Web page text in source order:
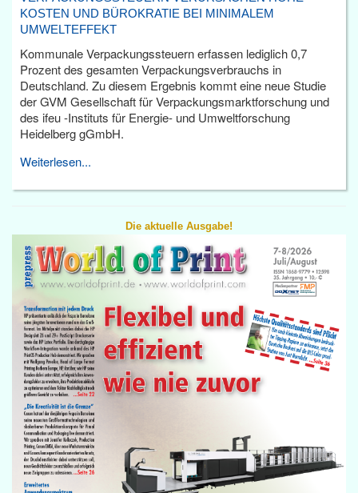
KOSTEN UND BÜROKRATIE BEI MINIMALEM
UMWELTEFFEKT
Kommunale Verpackungssteuern erfassen lediglich 0,7
Prozent des gesamten Verpackungsverbrauchs in
Deutschland. Zu diesem Ergebnis kommt eine neue Studie
der GVM Gesellschaft für Verpackungsmarktforschung und
des ifeu -Instituts für Energie- und Umweltforschung
Heidelberg gGmbH.
Weiterlesen...
Die aktuelle Ausgabe!